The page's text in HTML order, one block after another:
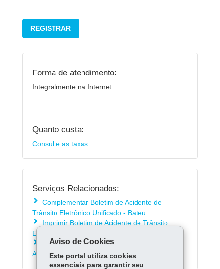
REGISTRAR
Forma de atendimento:
Integralmente na Internet
Quanto custa:
Consulte as taxas
Serviços Relacionados:
Complementar Boletim de Acidente de
Trânsito Eletrônico Unificado - Bateu
Imprimir Boletim de Acidente de Trânsito
Eletrônico Unificado - Bateu
Imprimir Guia de Recolhimento do Boletim de
Acidente de Trânsito Eletrônico Unificado - Bateu
Aviso de Cookies
Este portal utiliza cookies
essenciais para garantir seu